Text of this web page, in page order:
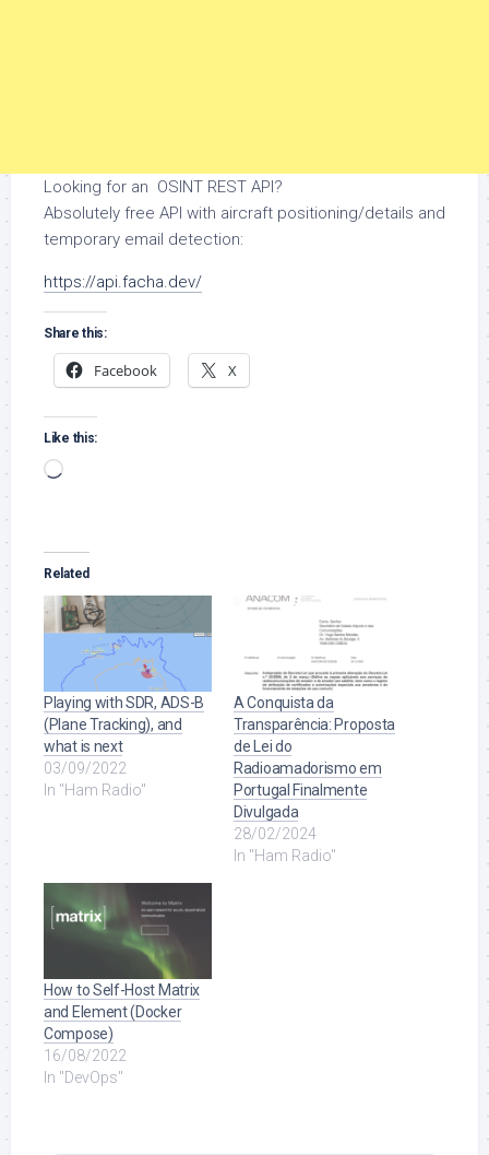
Looking for an OSINT REST API?
Absolutely free API with aircraft positioning/details and
temporary email detection:
https://api.facha.dev/
Share this:
Facebook X
Like this:
Loading…
Related
Playing with SDR, ADS-B
(Plane Tracking), and
what is next
03/09/2022
In "Ham Radio"
A Conquista da
Transparência: Proposta
de Lei do
Radioamadorismo em
Portugal Finalmente
Divulgada
28/02/2024
In "Ham Radio"
How to Self-Host Matrix
and Element (Docker
Compose)
16/08/2022
In "DevOps"